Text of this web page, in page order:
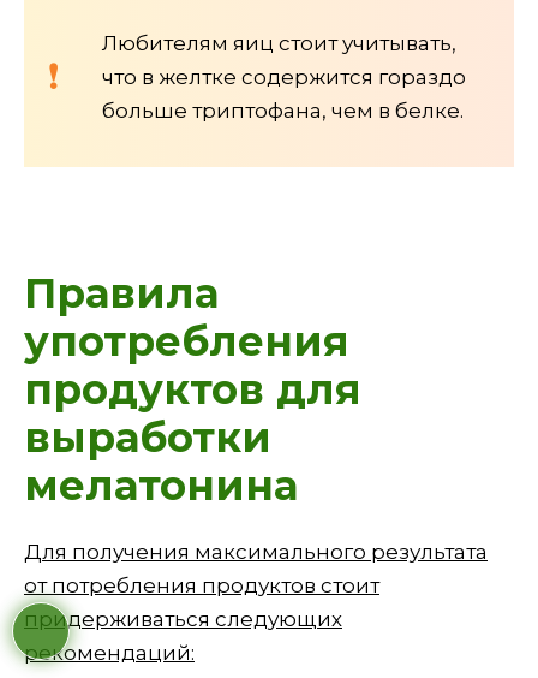
Любителям яиц стоит учитывать,
что в желтке содержится гораздо
больше триптофана, чем в белке.
Правила
употребления
продуктов для
выработки
мелатонина
Для получения максимального результата
от потребления продуктов стоит
придерживаться следующих
рекомендаций: